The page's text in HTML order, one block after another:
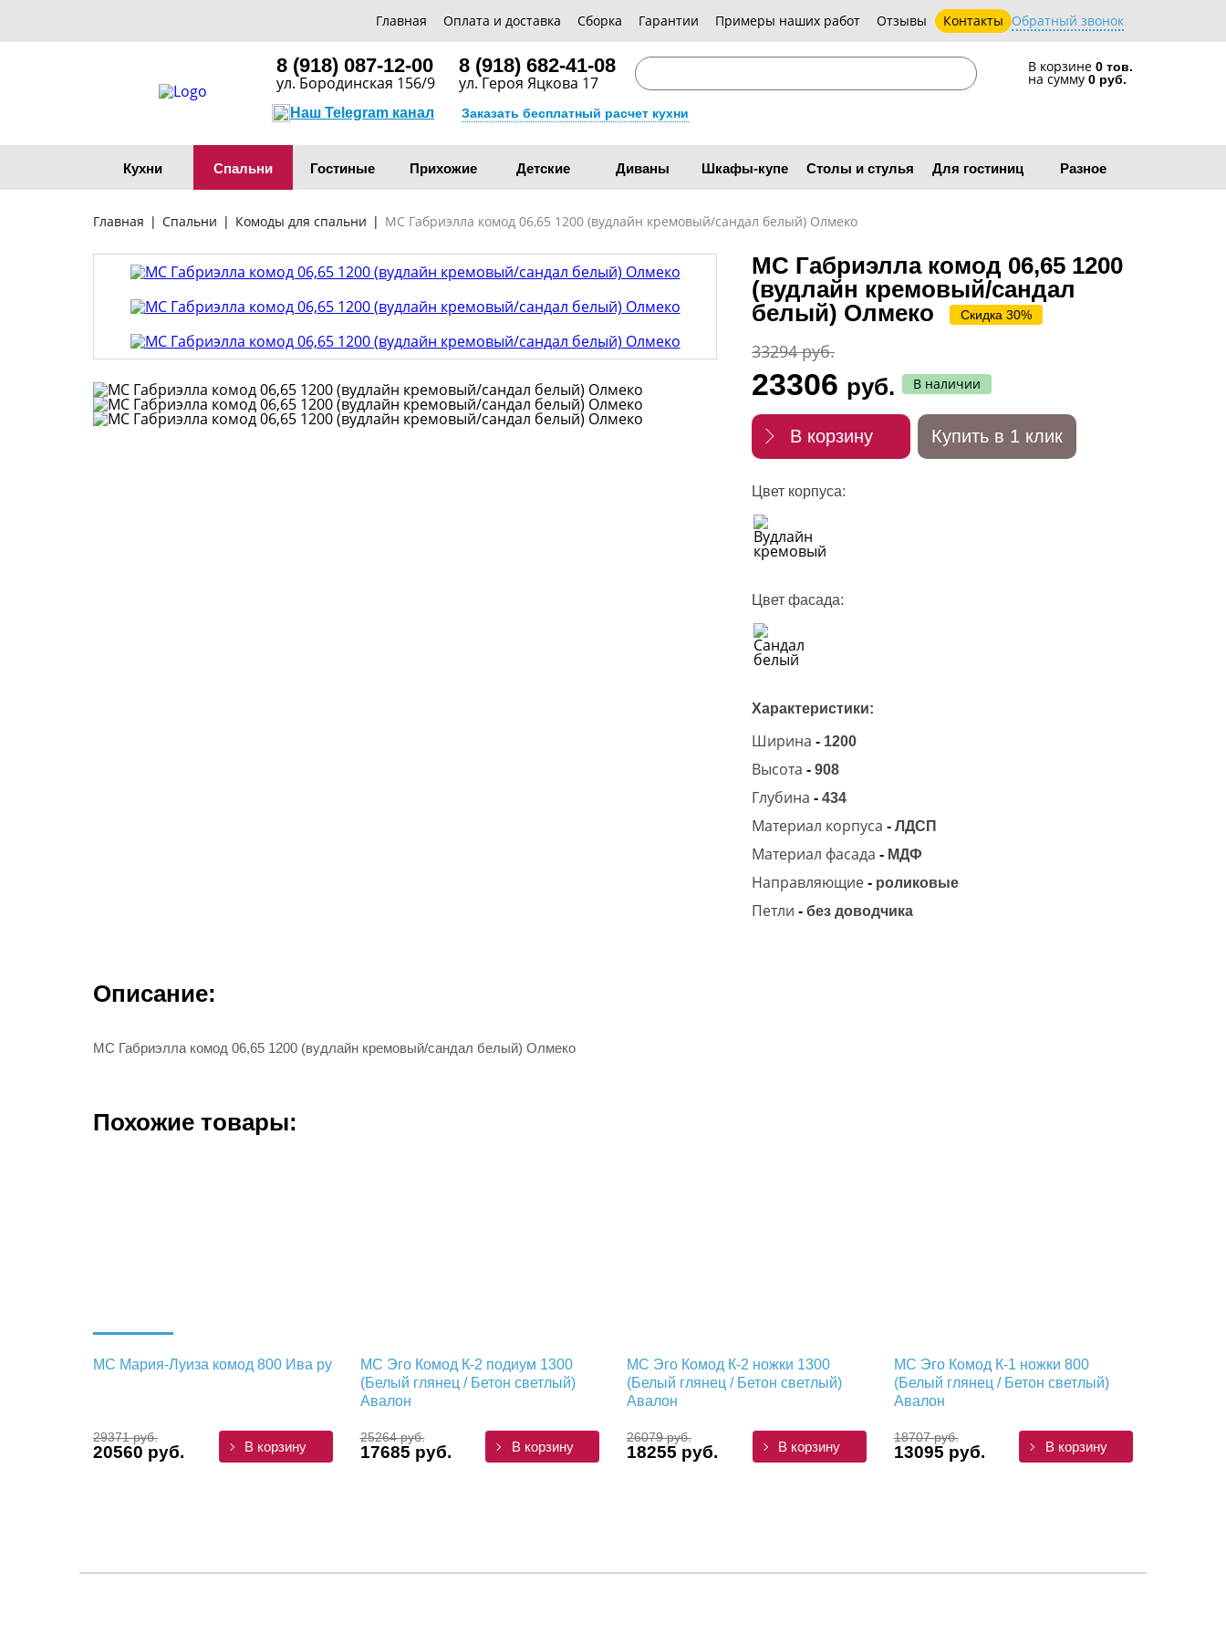
Главная Оплата и доставка Сборка Гарантии Примеры наших работ Отзывы Контакты Обратный звонок
8 (918) 087-12-00
ул. Бородинская 156/9
8 (918) 682-41-08
ул. Героя Яцкова 17
В корзине 0 тов.
на сумму 0 руб.
Наш Telegram канал Заказать бесплатный расчет кухни
Кухни Спальни Гостиные Прихожие Детские Диваны Шкафы-купе Столы и стулья Для гостиниц Разное
Главная | Спальни | Комоды для спальни | МС Габриэлла комод 06,65 1200 (вудлайн кремовый/сандал белый) Олмеко
МС Габриэлла комод 06,65 1200
(вудлайн кремовый/сандал
белый) Олмеко
Скидка 30%
33294 руб.
23306 руб. В наличии
В корзину Купить в 1 клик
Цвет корпуса:
Цвет фасада:
Характеристики:
Ширина - 1200
Высота - 908
Глубина - 434
Материал корпуса - ЛДСП
Материал фасада - МДФ
Направляющие - роликовые
Петли - без доводчика
Описание:
МС Габриэлла комод 06,65 1200 (вудлайн кремовый/сандал белый) Олмеко
Похожие товары:
МС Мария-Луиза комод 800 Ива ру
29371 руб.
20560 руб. В корзину
МС Эго Комод К-2 подиум 1300
(Белый глянец / Бетон светлый)
Авалон
25264 руб.
17685 руб. В корзину
МС Эго Комод К-2 ножки 1300
(Белый глянец / Бетон светлый)
Авалон
26079 руб.
18255 руб. В корзину
МС Эго Комод К-1 ножки 800
(Белый глянец / Бетон светлый)
Авалон
18707 руб.
13095 руб. В корзину